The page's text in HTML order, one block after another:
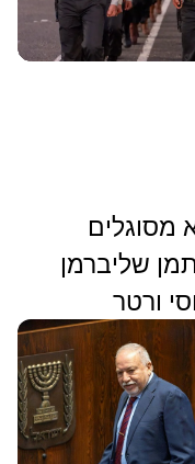
מסוגלים
שליברמן
ורטר